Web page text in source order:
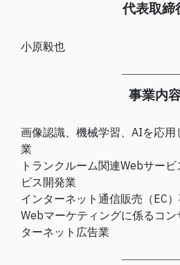
代表取締
小原毅也
事業内
画像認識、機械学習、AIを応
業
トランクルーム関連Webサー
ビス開発業
インターネット通信販売（EC
Webマーケティングに係るコ
ターネット広告業